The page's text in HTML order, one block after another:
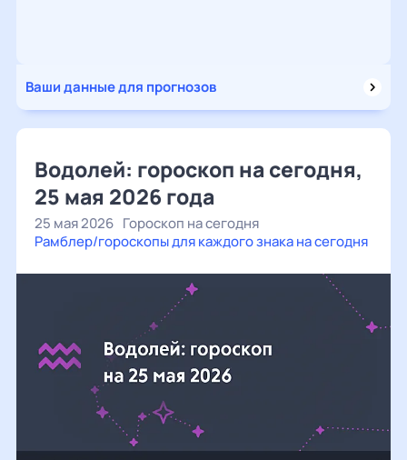
Ваши данные для прогнозов
Водолей: гороскоп на сегодня,
25 мая 2026 года
25 мая 2026 Гороскоп на сегодня
Рамблер/гороскопы для каждого знака на сегодня